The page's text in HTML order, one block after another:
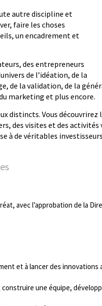
autre discipline et
faire les choses
un encadrement et
des entrepreneurs
de l’idéation, de la
de la validation, de la
marketing et plus encore.
distincts. Vous découvrirez
des visites et des activités
à de véritables
avec l’approbation de la
et à lancer des innovations
une équipe,